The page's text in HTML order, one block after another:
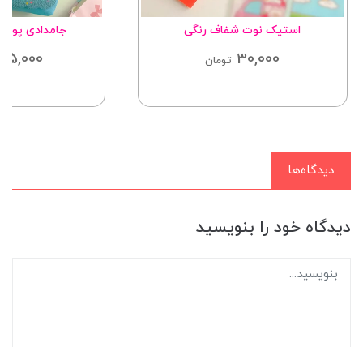
استیک نوت شفاف رنگی
30,000 تومان
جامدادی
دیدگاه‌ها
دیدگاه خود را بنویسید